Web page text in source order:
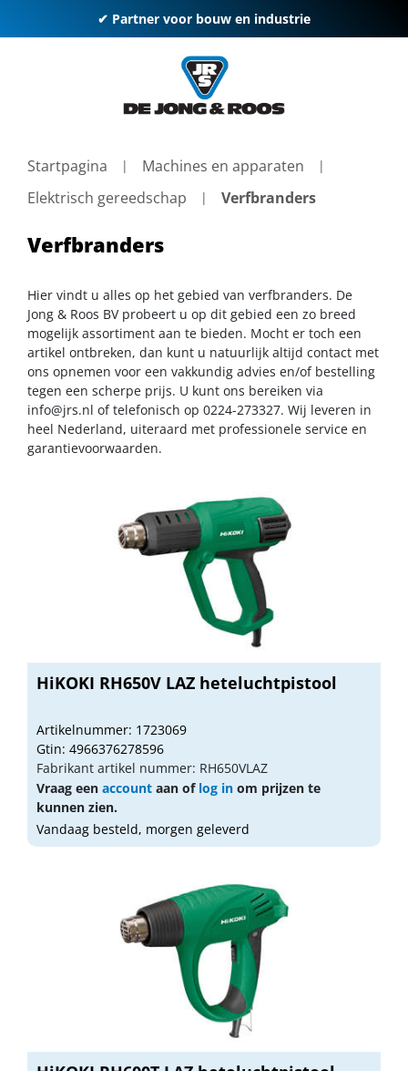
✔ Partner voor bouw en industrie
Startpagina
Machines en apparaten
Elektrisch gereedschap
Verfbranders
Verfbranders
Hier vindt u alles op het gebied van verfbranders. De
Jong & Roos BV probeert u op dit gebied een zo breed
mogelijk assortiment aan te bieden. Mocht er toch een
artikel ontbreken, dan kunt u natuurlijk altijd contact met
ons opnemen voor een vakkundig advies en/of bestelling
tegen een scherpe prijs. U kunt ons bereiken via
info@jrs.nl of telefonisch op 0224-273327. Wij leveren in
heel Nederland, uiteraard met professionele service en
garantievoorwaarden.
HiKOKI RH650V LAZ heteluchtpistool
Artikelnummer: 1723069
Gtin: 4966376278596
Fabrikant artikel nummer: RH650VLAZ
Vraag een account aan of log in om prijzen te
kunnen zien.
Vandaag besteld, morgen geleverd